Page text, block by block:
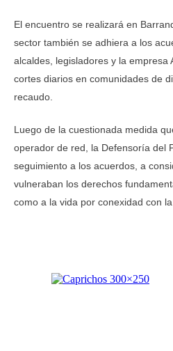
El encuentro se realizará en
sector también se adhiera a los
alcaldes, legisladores y la empresa
cortes diarios en comunidades de
recaudo.
Luego de la cuestionada medida
operador de red, la Defensoría del
seguimiento a los acuerdos, a
vulneraban los derechos
como a la vida por conexidad con la